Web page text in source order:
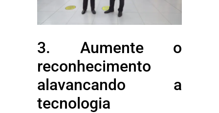
3. Aumente o
reconhecimento
alavancando a
tecnologia